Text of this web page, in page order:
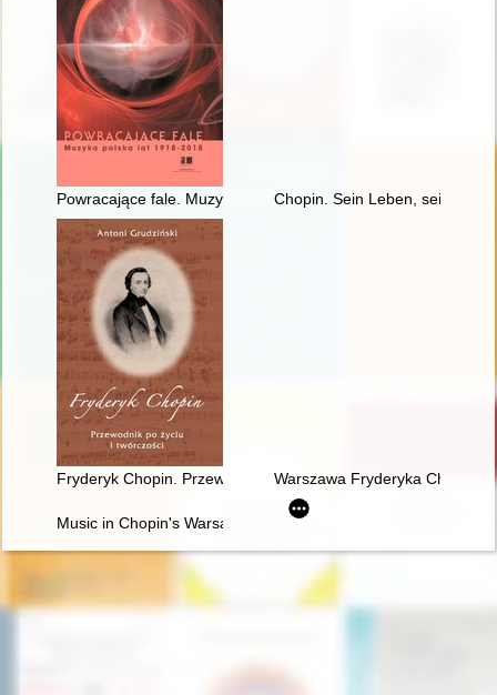
Powracające fale. Muzyka polska lat 1918-2018
Chopin. Sein Leben, sein
Fryderyk Chopin. Przewodnik po życiu i twórczości
Warszawa Fryderyka Chopina
Music in Chopin's Warsaw